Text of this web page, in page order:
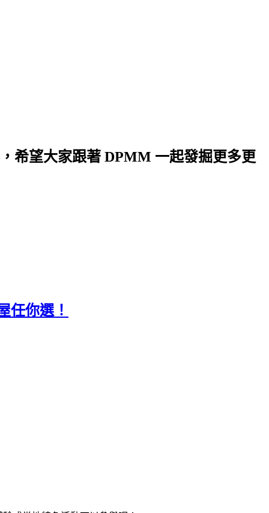
希望大家跟著 DPMM 一起發掘更多更
任你選！